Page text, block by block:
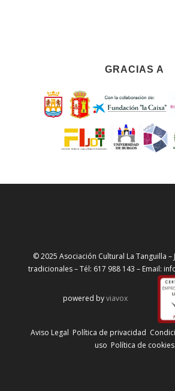
GRACIAS A
© 2025 Asociación Cultural La Tanguilla
tradicionales – Tél: 617 988 143 – Email:
powered byviavox
Aviso Legal Política de privacidad
uso Política de cookies